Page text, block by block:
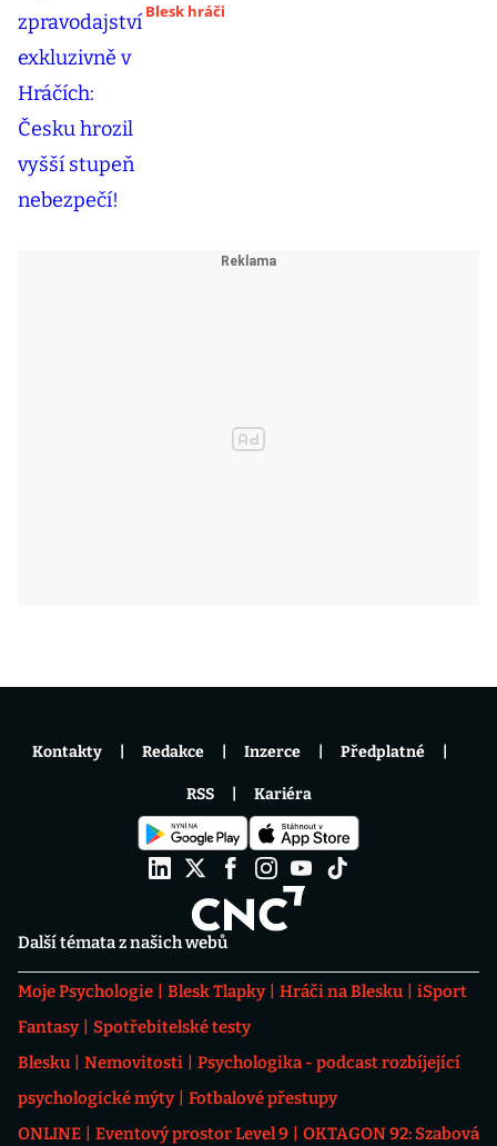
Blesk hráči
Další témata z našich webů
Moje Psychologie Blesk Tlapky Hráči na Blesku
iSport
Fantasy
Spotřebitelské testy
Blesku
Nemovitosti
Psychologika - podcast rozbíjející
psychologické mýty
Fotbalové přestupy
ONLINE
Eventový prostor Level 9
OKTAGON 92: Szabová
Kontakty Redakce Inzerce Předplatné
RSS Kariéra